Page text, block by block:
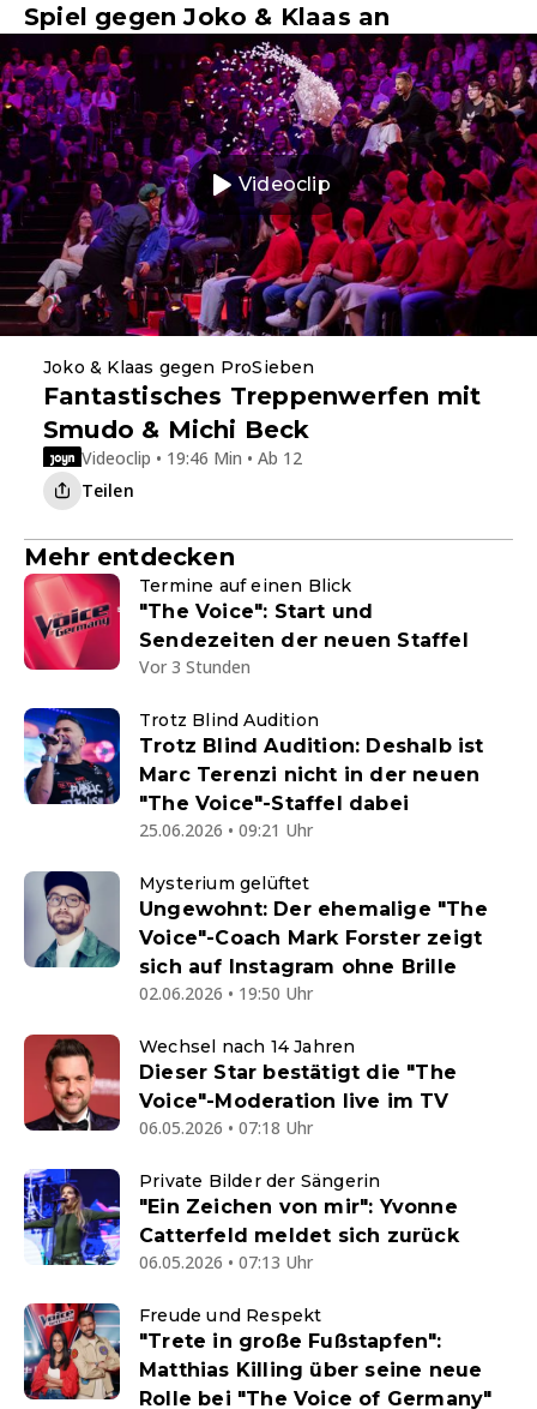
Spiel gegen Joko & Klaas an
Videoclip
Joko & Klaas gegen ProSieben
Fantastisches Treppenwerfen mit
Smudo & Michi Beck
Videoclip • 19:46 Min • Ab 12
Teilen
Mehr entdecken
Termine auf einen Blick
"The Voice": Start und
Sendezeiten der neuen Staffel
Vor 3 Stunden
Trotz Blind Audition
Trotz Blind Audition: Deshalb ist
Marc Terenzi nicht in der neuen
"The Voice"-Staffel dabei
25.06.2026 • 09:21 Uhr
Mysterium gelüftet
Ungewohnt: Der ehemalige "The
Voice"-Coach Mark Forster zeigt
sich auf Instagram ohne Brille
02.06.2026 • 19:50 Uhr
Wechsel nach 14 Jahren
Dieser Star bestätigt die "The
Voice"-Moderation live im TV
06.05.2026 • 07:18 Uhr
Private Bilder der Sängerin
"Ein Zeichen von mir": Yvonne
Catterfeld meldet sich zurück
06.05.2026 • 07:13 Uhr
Freude und Respekt
"Trete in große Fußstapfen":
Matthias Killing über seine neue
Rolle bei "The Voice of Germany"